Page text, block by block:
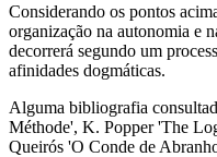
Considerando os pontos
organização na autonomia e
decorrerá segundo um
afinidades dogmáticas.
Alguma bibliografia
Méthode', K. Popper 'The
Queirós 'O Conde de